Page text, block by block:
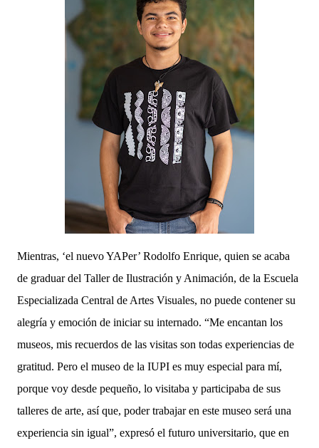
Mientras, ‘el nuevo YAPer’ Rodolfo Enrique, quien se acaba
de graduar del Taller de Ilustración y Animación, de la Escuela
Especializada Central de Artes Visuales, no puede contener su
alegría y emoción de iniciar su internado. “Me encantan los
museos, mis recuerdos de las visitas son todas experiencias de
gratitud. Pero el museo de la IUPI es muy especial para mí,
porque voy desde pequeño, lo visitaba y participaba de sus
talleres de arte, así que, poder trabajar en este museo será una
experiencia sin igual”, expresó el futuro universitario, que en